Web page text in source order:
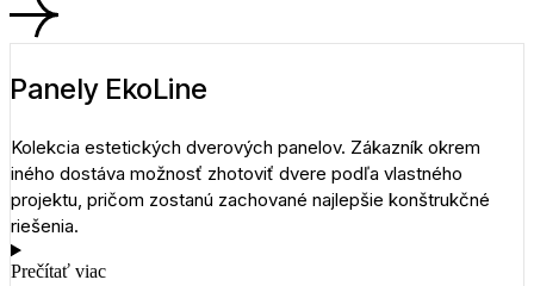
Panely EkoLine
Kolekcia estetických dverových panelov. Zákazník okrem
iného dostáva možnosť zhotoviť dvere podľa vlastného
projektu, pričom zostanú zachované najlepšie konštrukčné
riešenia.
Prečítať viac